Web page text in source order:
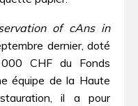
of cAns in
dernier, doté
CHF du Fonds
équipe de la Haute
il a pour